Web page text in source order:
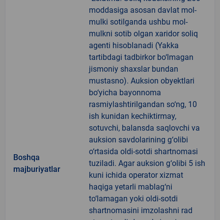
Boshqa
majburiyatlar
moddasiga asosan davlat mol-
mulki sotilganda ushbu mol-
mulkni sotib olgan xaridor soliq
agenti hisoblanadi (Yakka
tartibdagi tadbirkor bo‘lmagan
jismoniy shaxslar bundan
mustasno). Auksion obyektlari
bo‘yicha bayonnoma
rasmiylashtirilgandan so‘ng, 10
ish kunidan kechiktirmay,
sotuvchi, balansda saqlovchi va
auksion savdolarining g‘olibi
o‘rtasida oldi-sotdi shartnomasi
tuziladi. Agar auksion g‘olibi 5 ish
kuni ichida operator xizmat
haqiga yetarli mablag‘ni
to‘lamagan yoki oldi-sotdi
shartnomasini imzolashni rad